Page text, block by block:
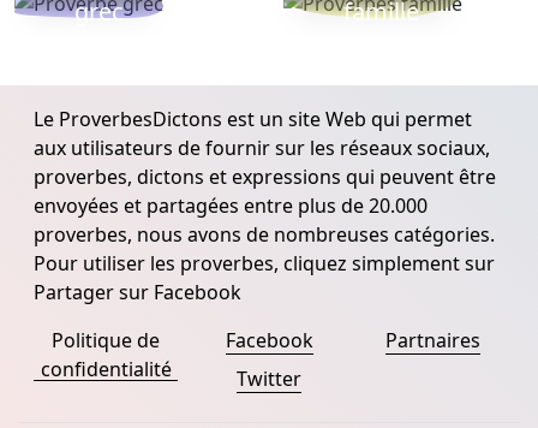
grec
famille
Le ProverbesDictons est un site Web qui permet
aux utilisateurs de fournir sur les réseaux sociaux,
proverbes, dictons et expressions qui peuvent être
envoyées et partagées entre plus de 20.000
proverbes, nous avons de nombreuses catégories.
Pour utiliser les proverbes, cliquez simplement sur
Partager sur Facebook
Politique de
confidentialité
Facebook
Twitter
Partnaires